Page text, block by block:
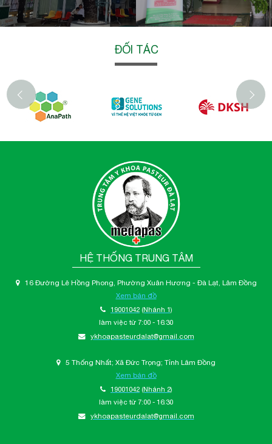
ĐỐI TÁC
‹
HỆ THỐNG TRUNG TÂM
16 Đường Lê Hồng Phong, Phường Xuân Hương - Đà Lạt, Lâm Đồng
Xem bản đồ
19001042 (Nhánh 1)
làm việc từ 7:00 - 16:30
ykhoapasteurdalat@gmail.com
5 Thống Nhất; Xã Đức Trọng; Tỉnh Lâm Đồng
Xem bản đồ
19001042 (Nhánh 2)
làm việc từ 7:00 - 16:30
ykhoapasteurdalat@gmail.com